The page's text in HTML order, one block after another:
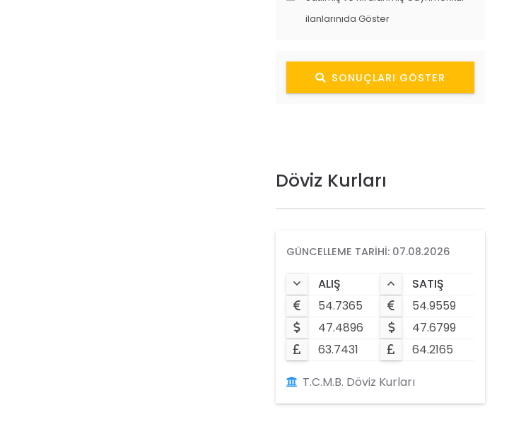
ilanlarınıda Göster
SONUÇLARI GÖSTER
Döviz Kurları
GÜNCELLEME TARIHI: 07.08.2026
ALIŞ
SATIŞ
54.7365
54.9559
47.4896
47.6799
63.7431
64.2165
T.C.M.B. Döviz Kurları